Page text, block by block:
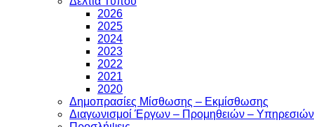
2026
2025
2024
2023
2022
2021
2020
Δημοπρασίες Μίσθωσης – Εκμίσθωσης
Διαγωνισμοί Έργων – Προμηθειών – Υπηρεσιών